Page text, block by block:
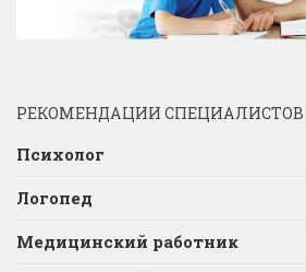
РЕКОМЕНДАЦИИ СПЕЦИАЛИСТОВ
Психолог
Логопед
Медицинский работник